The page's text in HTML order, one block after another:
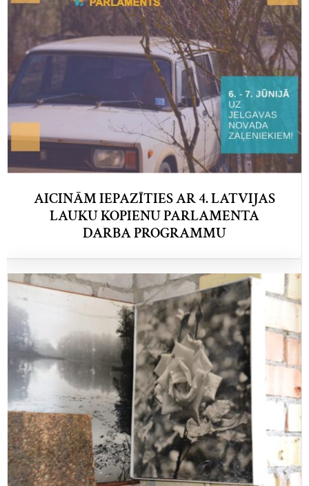
AICINĀM IEPAZĪTIES AR 4. LATVIJAS
LAUKU KOPIENU PARLAMENTA
DARBA PROGRAMMU